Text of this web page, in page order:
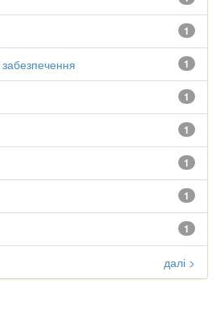
1
1
1
1
1
1
1
далі >